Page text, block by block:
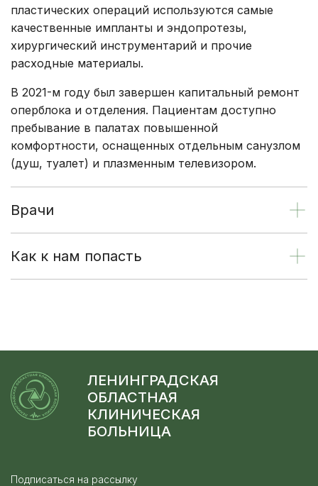
пластических операций используются самые
качественные импланты и эндопротезы,
хирургический инструментарий и прочие
расходные материалы.
В 2021-м году был завершен капитальный ремонт
оперблока и отделения. Пациентам доступно
пребывание в палатах повышенной
комфортности, оснащенных отдельным санузлом
(душ, туалет) и плазменным телевизором.
Врачи
Как к нам попасть
ЛЕНИНГРАДСКАЯ
ОБЛАСТНАЯ
КЛИНИЧЕСКАЯ
БОЛЬНИЦА
Подписаться на рассылку